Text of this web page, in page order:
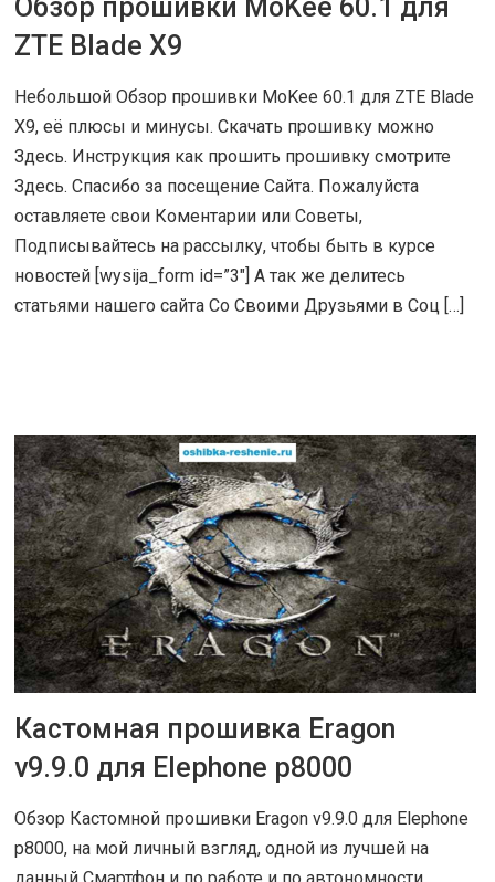
29 ИЮН 2016 | ОБЗОРЫ
Обзор прошивки MoKee 60.1 для
ZTE Blade X9
Небольшой Обзор прошивки MoKee 60.1 для ZTE Blade
X9, её плюсы и минусы. Скачать прошивку можно
Здесь. Инструкция как прошить прошивку смотрите
Здесь. Спасибо за посещение Сайта. Пожалуйста
оставляете свои Коментарии или Советы,
Подписывайтесь на рассылку, чтобы быть в курсе
новостей [wysija_form id=”3″] А так же делитесь
статьями нашего сайта Со Своими Друзьями в Соц […]
18 АПР 2016 | ОБЗОРЫ
Кастомная прошивка Eragon
v9.9.0 для Elephone p8000
Обзор Кастомной прошивки Eragon v9.9.0 для Elephone
p8000, на мой личный взгляд, одной из лучшей на